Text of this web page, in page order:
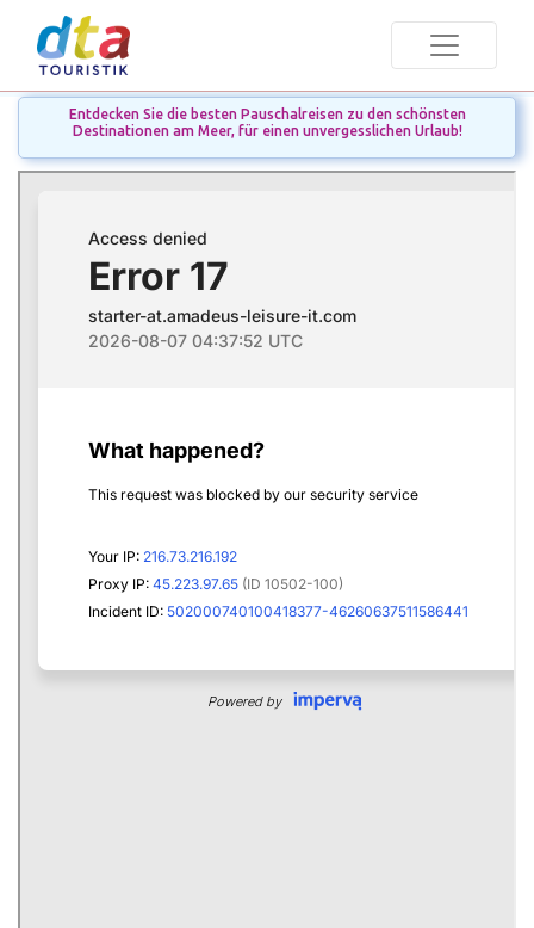
Entdecken Sie die besten Pauschalreisen zu den schönsten
Destinationen am Meer, für einen unvergesslichen Urlaub!